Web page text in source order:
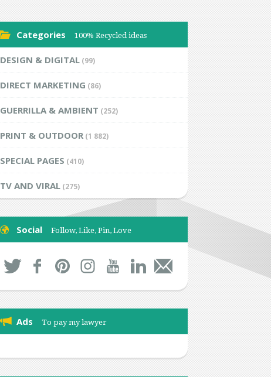
Categories 100% Recycled ideas
DESIGN & DIGITAL (99)
DIRECT MARKETING (86)
GUERRILLA & AMBIENT (252)
PRINT & OUTDOOR (1 882)
SPECIAL PAGES (410)
TV AND VIRAL (275)
Social Follow, Like, Pin, Love
Ads To pay my lawyer